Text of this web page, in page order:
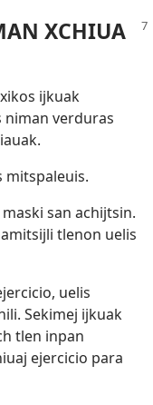
XCHIUA
ijkuak
verduras
mitspaleuis.
san achijtsin.
tlenon uelis
uelis
Sekimej ijkuak
tlen inpan
ejercicio para